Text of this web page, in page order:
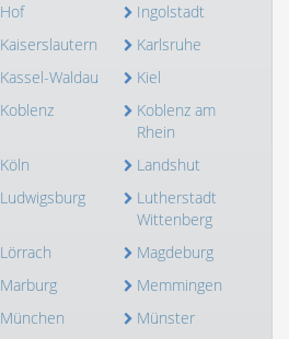
Hof
Ingolstadt
Kaiserslautern
Karlsruhe
Kassel-Waldau
Kiel
Koblenz
Koblenz am
Rhein
Köln
Landshut
Ludwigsburg
Lutherstadt
Wittenberg
Lörrach
Magdeburg
Marburg
Memmingen
München
Münster